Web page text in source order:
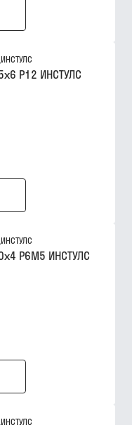
ИНСТУЛС
Р12 ИНСТУЛС
ИНСТУЛС
Р6М5 ИНСТУЛС
ИНСТУЛС